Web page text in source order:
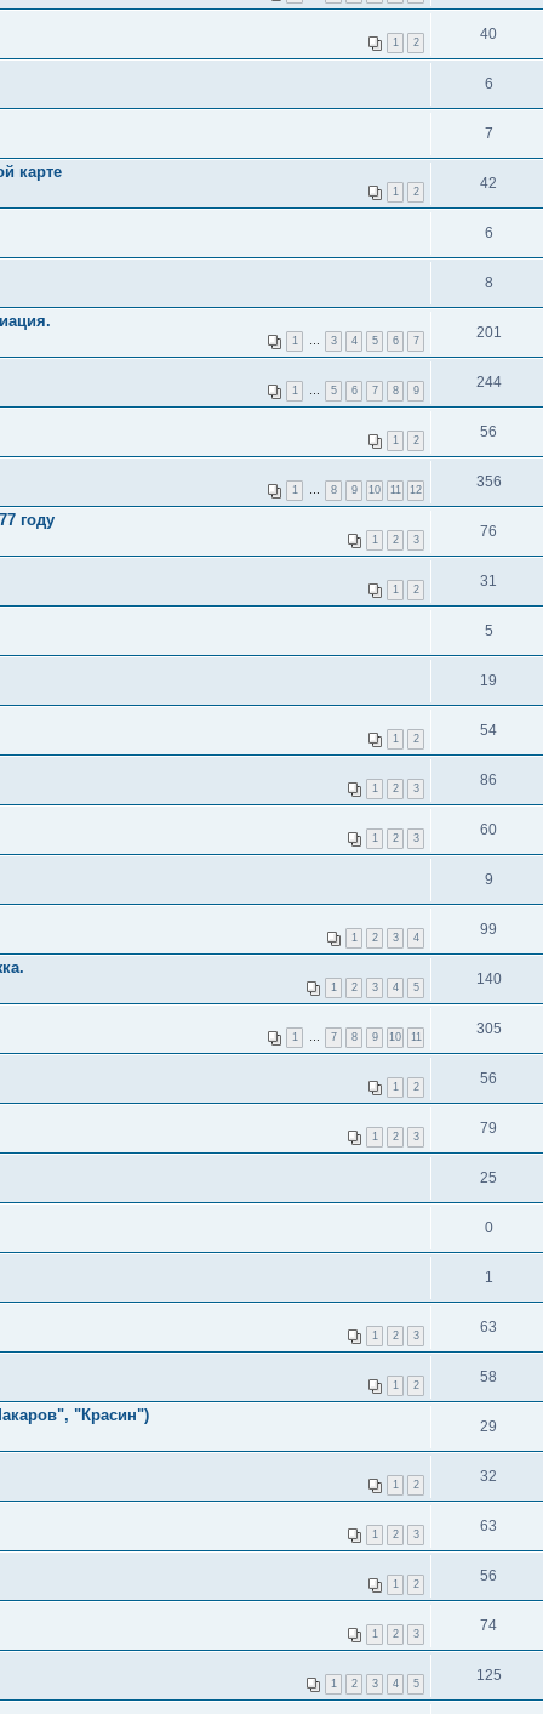
1 2 40
6
7
карте
1 2 42
6
8
1 3 4 5 6 7 201
1 5 6 7 8 9 244
1 2 56
1 8 9 10 11 12 356
году
1 2 3 76
1 2 31
5
19
1 2 54
1 2 3 86
1 2 3 60
9
1 2 3 4 99
1 2 3 4 5 140
1 7 8 9 10 11 305
1 2 56
1 2 3 79
25
0
1
1 2 3 63
1 2 58
"Красин")
29
1 2 32
1 2 3 63
1 2 56
1 2 3 74
1 2 3 4 5 125